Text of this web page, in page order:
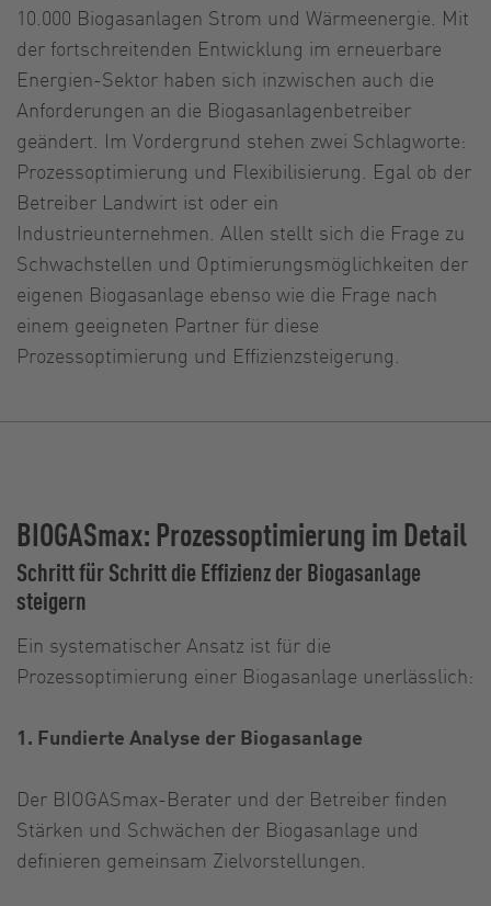
10.000 Biogasanlagen Strom und Wärmeenergie. Mit
der fortschreitenden Entwicklung im erneuerbare
Energien-Sektor haben sich inzwischen auch die
Anforderungen an die Biogasanlagenbetreiber
geändert. Im Vordergrund stehen zwei Schlagworte:
Prozessoptimierung und Flexibilisierung. Egal ob der
Betreiber Landwirt ist oder ein
Industrieunternehmen. Allen stellt sich die Frage zu
Schwachstellen und Optimierungsmöglichkeiten der
eigenen Biogasanlage ebenso wie die Frage nach
einem geeigneten Partner für diese
Prozessoptimierung und Effizienzsteigerung.
BIOGASmax: Prozessoptimierung im Detail
Schritt für Schritt die Effizienz der Biogasanlage
steigern
Ein systematischer Ansatz ist für die
Prozessoptimierung einer Biogasanlage unerlässlich:
1. Fundierte Analyse der Biogasanlage
Der BIOGASmax-Berater und der Betreiber finden
Stärken und Schwächen der Biogasanlage und
definieren gemeinsam Zielvorstellungen.